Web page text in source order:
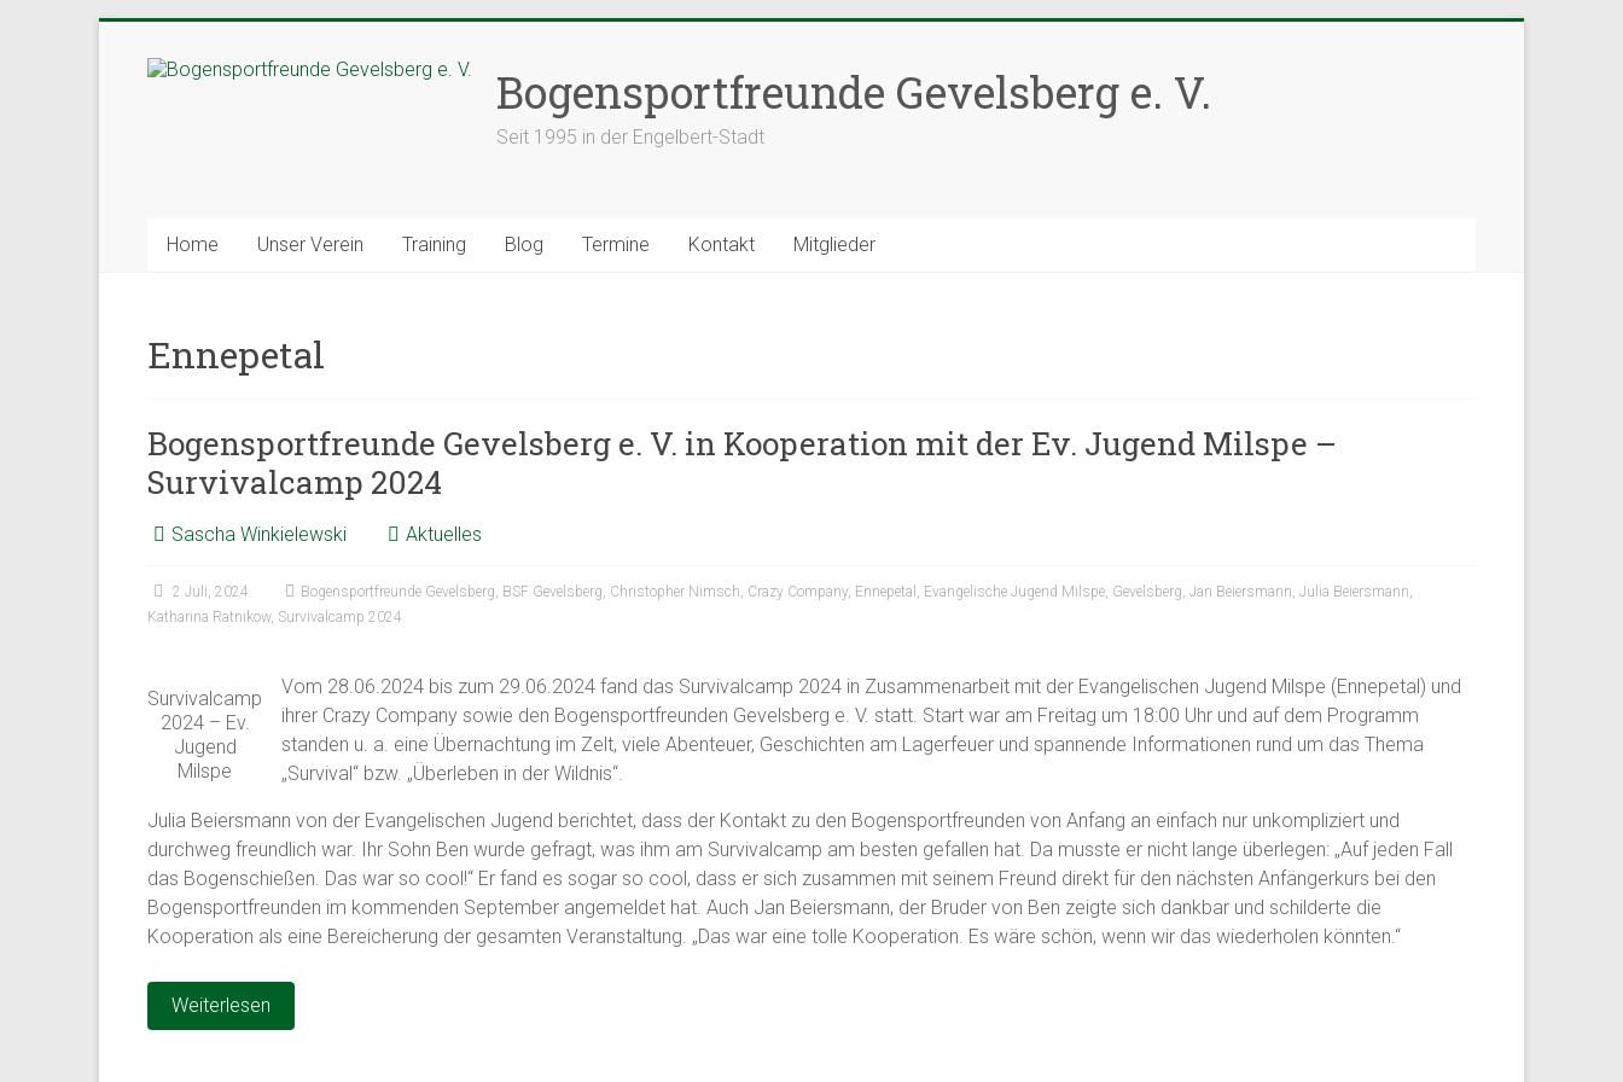
springen
Bogensportfreunde Gevelsberg e. V.
Seit 1995 in der Engelbert-Stadt
Home Unser Verein Training Blog Termine Kontakt Mitglieder
Ennepetal
Bogensportfreunde Gevelsberg e. V. in Kooperation mit der Ev. Jugend Milspe –
Survivalcamp 2024
Sascha Winkielewski Aktuelles
2 Juli, 2024 Bogensportfreunde Gevelsberg, BSF Gevelsberg, Christopher Nimsch, Crazy Company, Ennepetal , Evangelische Jugend Milspe, Gevelsberg, Jan Beiersmann, Julia Beiersmann,
Katharina Ratnikow, Survivalcamp 2024
Survivalcamp
2024 – Ev.
Jugend
Milspe
Vom 28.06.2024 bis zum 29.06.2024 fand das Survivalcamp 2024 in Zusammenarbeit mit der Evangelischen Jugend Milspe (Ennepetal) und
ihrer Crazy Company sowie den Bogensportfreunden Gevelsberg e. V. statt. Start war am Freitag um 18:00 Uhr und auf dem Programm
standen u. a. eine Übernachtung im Zelt, viele Abenteuer, Geschichten am Lagerfeuer und spannende Informationen rund um das Thema
„Survival“ bzw. „Überleben in der Wildnis“.
Julia Beiersmann von der Evangelischen Jugend berichtet, dass der Kontakt zu den Bogensportfreunden von Anfang an einfach nur unkompliziert und
durchweg freundlich war. Ihr Sohn Ben wurde gefragt, was ihm am Survivalcamp am besten gefallen hat. Da musste er nicht lange überlegen: „Auf jeden Fall
das Bogenschießen. Das war so cool!“ Er fand es sogar so cool, dass er sich zusammen mit seinem Freund direkt für den nächsten Anfängerkurs bei den
Bogensportfreunden im kommenden September angemeldet hat. Auch Jan Beiersmann, der Bruder von Ben zeigte sich dankbar und schilderte die
Kooperation als eine Bereicherung der gesamten Veranstaltung. „Das war eine tolle Kooperation. Es wäre schön, wenn wir das wiederholen könnten.“
Weiterlesen